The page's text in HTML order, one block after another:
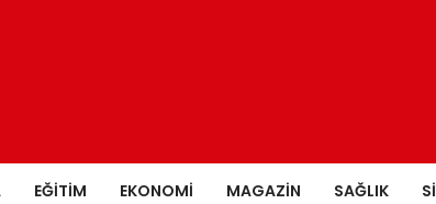
EĞITIM EKONOMI MAGAZIN SAĞLIK